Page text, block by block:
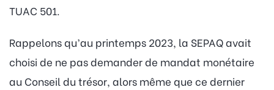
TUAC 501.
Rappelons qu’au printemps 2023, la SEPAQ avait
choisi de ne pas demander de mandat monétaire
au Conseil du trésor, alors même que ce dernier